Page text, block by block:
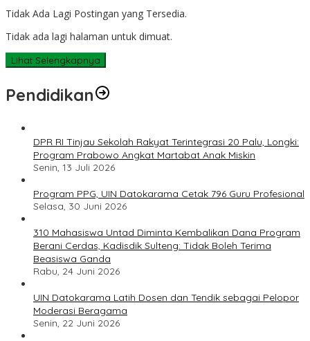
Tidak Ada Lagi Postingan yang Tersedia.
Tidak ada lagi halaman untuk dimuat.
Lihat Selengkapnya
Pendidikan
DPR RI Tinjau Sekolah Rakyat Terintegrasi 20 Palu, Longki:
Program Prabowo Angkat Martabat Anak Miskin
Senin, 13 Juli 2026
Program PPG, UIN Datokarama Cetak 796 Guru Profesional
Selasa, 30 Juni 2026
310 Mahasiswa Untad Diminta Kembalikan Dana Program
Berani Cerdas, Kadisdik Sulteng: Tidak Boleh Terima
Beasiswa Ganda
Rabu, 24 Juni 2026
UIN Datokarama Latih Dosen dan Tendik sebagai Pelopor
Moderasi Beragama
Senin, 22 Juni 2026